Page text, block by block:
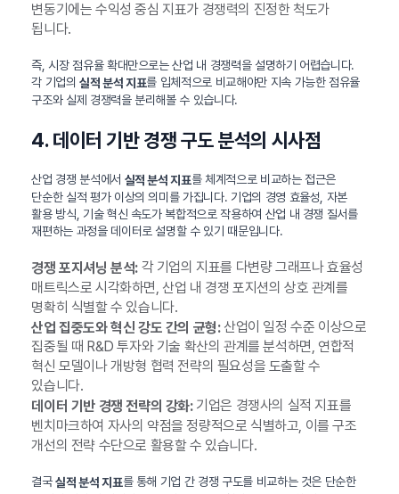
변동기에는 수익성 중심 지표가 경쟁력의 진정한 척도가
됩니다.
즉, 시장 점유율 확대만으로는 산업 내 경쟁력을 설명하기 어렵습니다.
각 기업의실적 분석 지표를 입체적으로 비교해야만 지속 가능한 점유율
구조와 실제 경쟁력을 분리해볼 수 있습니다.
4. 데이터 기반 경쟁 구도 분석의 시사점
산업 경쟁 분석에서 실적 분석 지표를 체계적으로 비교하는 접근은
단순한 실적 평가 이상의 의미를 가집니다. 기업의 경영 효율성, 자본
활용 방식, 기술 혁신 속도가 복합적으로 작용하여 산업 내 경쟁 질서를
재편하는 과정을 데이터로 설명할 수 있기 때문입니다.
경쟁 포지셔닝 분석:각 기업의 지표를 다변량 그래프나 효율성
매트릭스로 시각화하면, 산업 내 경쟁 포지션의 상호 관계를
명확히 식별할 수 있습니다.
산업 집중도와 혁신 강도 간의 균형:산업이 일정 수준 이상으로
집중될 때 R&D 투자와 기술 확산의 관계를 분석하면, 연합적
혁신 모델이나 개방형 협력 전략의 필요성을 도출할 수
있습니다.
데이터 기반 경쟁 전략의 강화:기업은 경쟁사의 실적 지표를
벤치마크하여 자사의 약점을 정량적으로 식별하고, 이를 구조
개선의 전략 수단으로 활용할 수 있습니다.
결국실적 분석 지표를 통해 기업 간 경쟁 구도를 비교하는 것은 단순한